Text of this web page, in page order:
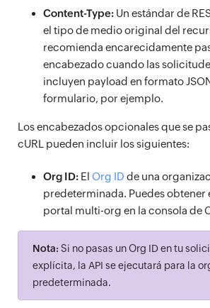
Content-Type: Un estándar de
el tipo de medio original del
recomienda encarecidamente
encabezado cuando las
incluyen payload en formato
formulario, por ejemplo.
Los encabezados opcionales que se
cURL pueden incluir los siguientes:
Org ID: El Org ID de una
predeterminada. Puedes obtener
portal multi-org en la consola de
Nota: Si no pasas un Org ID en tu
explícita, la API se ejecutará para la
predeterminada.